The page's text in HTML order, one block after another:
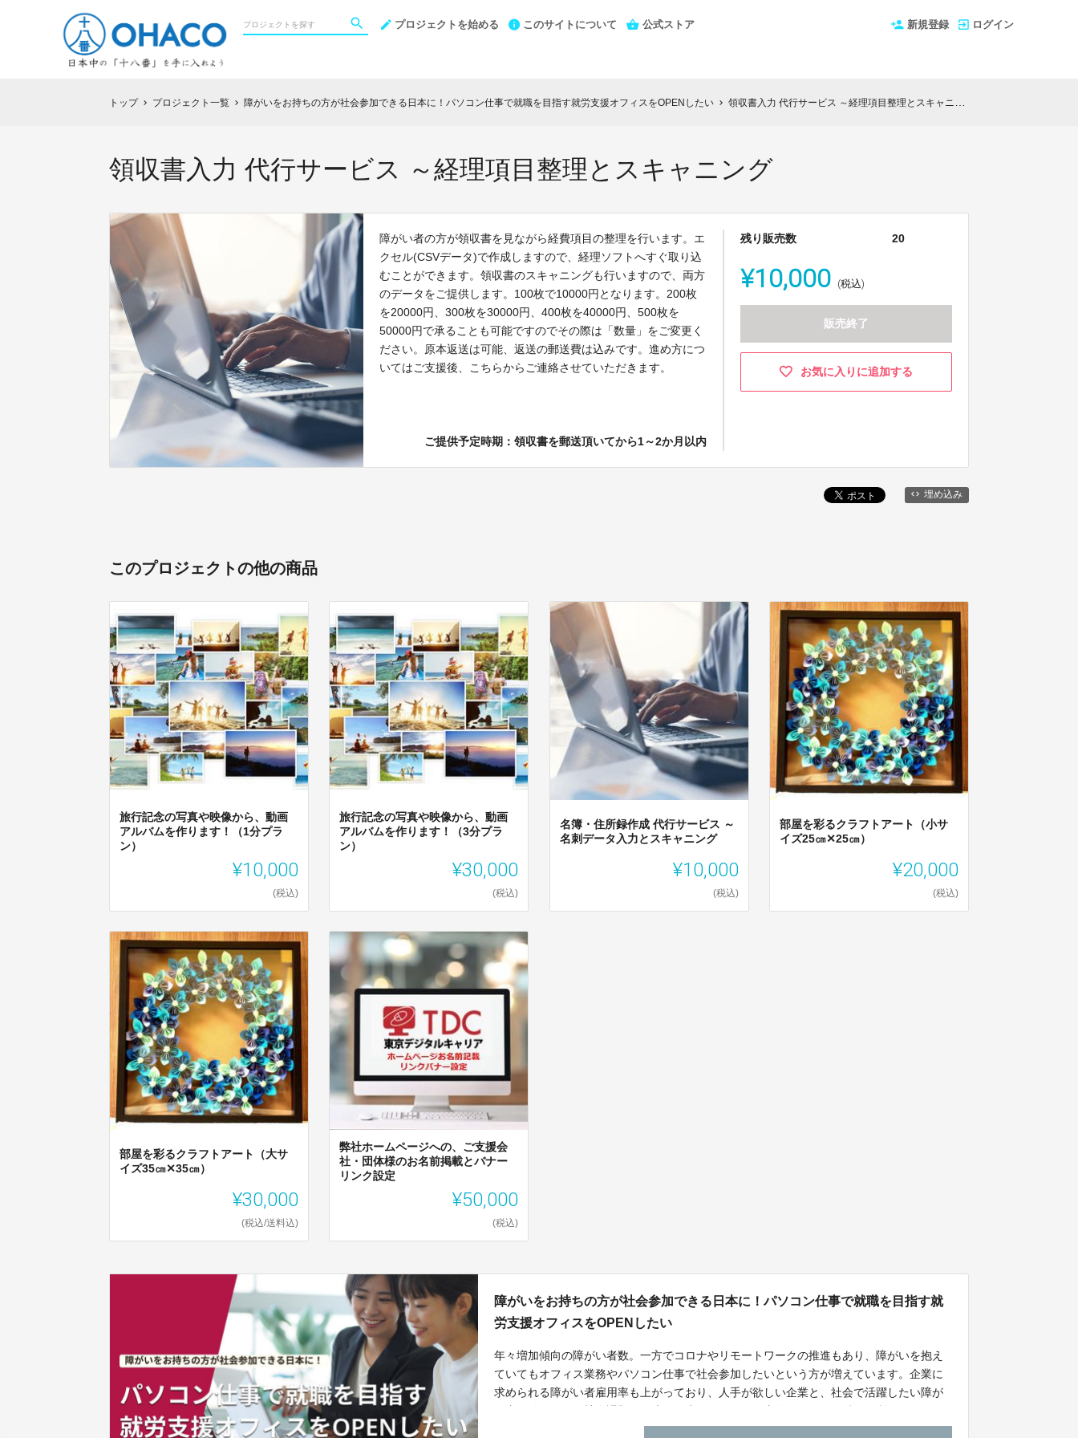
プロジェクトを始める このサイトについて 公式ストア 新規登録 ログイン
トップ chevron_right プロジェクト一覧 chevron_right 障がいをお持ちの方が社会参加できる日本に！パソコン仕事で就職を目指す就労支援オフィスをOPENしたい chevron_right 領収書入力 代行サービス ～経理項目整理とスキャニング
領収書入力 代行サービス ～経理項目整理とスキャニング
障がい者の方が領収書を見ながら経費項目の整理を行います。エ
クセル(CSVデータ)で作成しますので、経理ソフトへすぐ取り込
むことができます。領収書のスキャニングも行いますので、両方
のデータをご提供します。100枚で10000円となります。200枚
を20000円、300枚を30000円、400枚を40000円、500枚を
50000円で承ることも可能ですのでその際は「数量」をご変更く
ださい。原本返送は可能、返送の郵送費は込みです。進め方につ
いてはご支援後、こちらからご連絡させていただきます。
ご提供予定時期：領収書を郵送頂いてから1～2か月以内
残り販売数 20
¥10,000 (税込)
販売終了
お気に入りに追加する
埋め込み
このプロジェクトの他の商品
旅行記念の写真や映像から、動画
アルバムを作ります！（1分プラ
ン）
¥10,000
(税込)
旅行記念の写真や映像から、動画
アルバムを作ります！（3分プラ
ン）
¥30,000
(税込)
名簿・住所録作成 代行サービス ～
名刺データ入力とスキャニング
¥10,000
(税込)
部屋を彩るクラフトアート（小サ
イズ25㎝✕25㎝）
¥20,000
(税込)
部屋を彩るクラフトアート（大サ
イズ35㎝✕35㎝）
¥30,000
(税込/送料込)
弊社ホームページへの、ご支援会
社・団体様のお名前掲載とバナー
リンク設定
¥50,000
(税込)
障がいをお持ちの方が社会参加できる日本に！パソコン仕事で就職を目指す就
労支援オフィスをOPENしたい
年々増加傾向の障がい者数。一方でコロナやリモートワークの推進もあり、障がいを抱え
ていてもオフィス業務やパソコン仕事で社会参加したいという方が増えています。企業に
求められる障がい者雇用率も上がっており、人手が欲しい企業と、社会で活躍したい障が
ら、就職へのトレーニングを積む事業所２号店のオープンを応援してもらいたいという思